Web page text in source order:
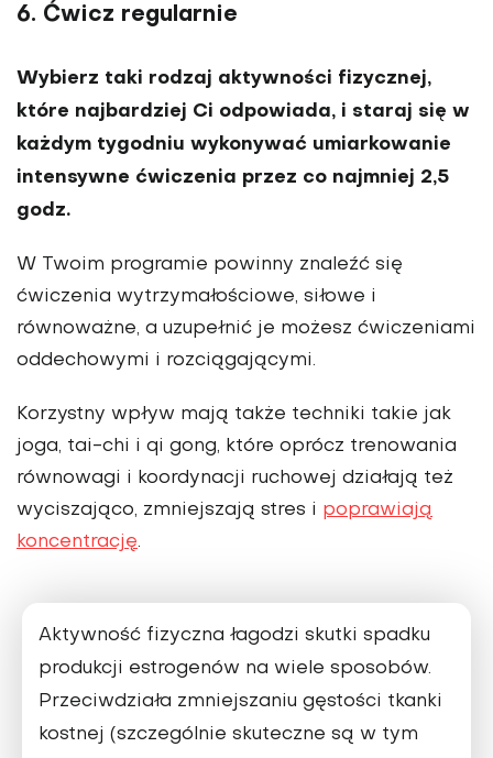
6. Ćwicz regularnie
Wybierz taki rodzaj aktywności fizycznej,
które najbardziej Ci odpowiada, i staraj się w
każdym tygodniu wykonywać umiarkowanie
intensywne ćwiczenia przez co najmniej 2,5
godz.
W Twoim programie powinny znaleźć się
ćwiczenia wytrzymałościowe, siłowe i
równoważne, a uzupełnić je możesz ćwiczeniami
oddechowymi i rozciągającymi.
Korzystny wpływ mają także techniki takie jak
joga, tai-chi i qi gong, które oprócz trenowania
równowagi i koordynacji ruchowej działają też
wyciszająco, zmniejszają stres i poprawiają
koncentrację.
Aktywność fizyczna łagodzi skutki spadku
produkcji estrogenów na wiele sposobów.
Przeciwdziała zmniejszaniu gęstości tkanki
kostnej (szczególnie skuteczne są w tym